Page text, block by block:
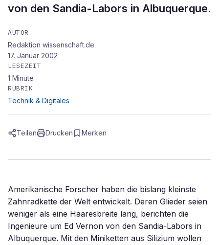
von den Sandia-Labors in Albuquerque.
AUTOR
Redaktion wissenschaft.de
17. Januar 2002
LESEZEIT
1 Minute
RUBRIK
Technik & Digitales
Teilen Drucken Merken
Amerikanische Forscher haben die bislang kleinste
Zahnradkette der Welt entwickelt. Deren Glieder seien
weniger als eine Haaresbreite lang, berichten die
Ingenieure um Ed Vernon von den Sandia-Labors in
Albuquerque. Mit den Miniketten aus Silizium wollen